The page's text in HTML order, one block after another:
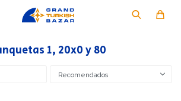
1, 20x0 y 80
Recomendados